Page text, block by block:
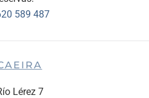
589 487
Lérez 7